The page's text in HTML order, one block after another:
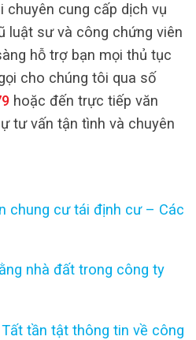
chuyên cung cấp dịch vụ
luật sư và công chứng viên
hỗ trợ bạn mọi thủ tục
cho chúng tôi qua số
hoặc đến trực tiếp văn
tư vấn tận tình và chuyên
chung cư tái định cư – Các
nhà đất trong công ty
tần tật thông tin về công